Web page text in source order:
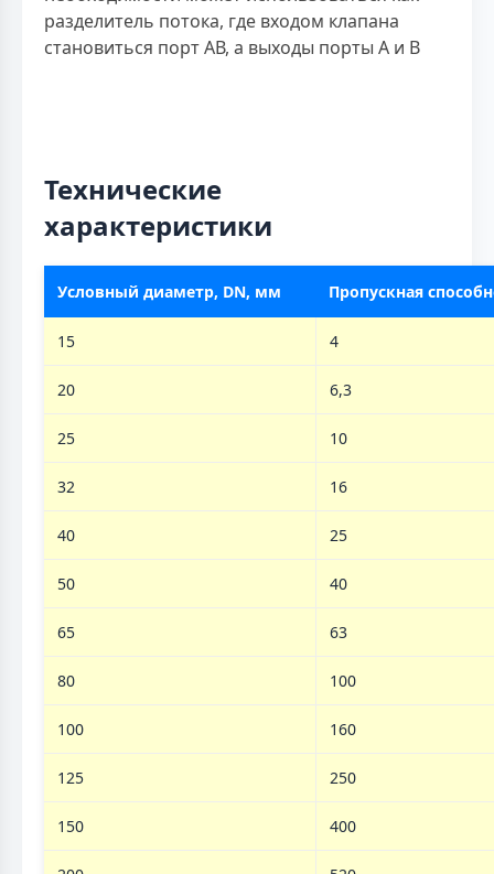
разделитель потока, где входом клапана
становиться порт АВ, а выходы порты А и В
Технические
характеристики
Условный диаметр, DN, мм Пропускная
15 4
20 6,3
25 10
32 16
40 25
50 40
65 63
80 100
100 160
125 250
150 400